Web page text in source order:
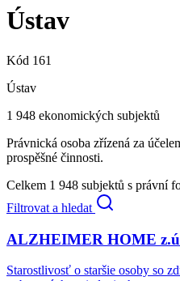
Ústav
Kód 161
Ústav
1 948 ekonomických subjektů
Právnická osoba zřízená za
prospěšné činnosti.
Celkem 1 948 subjektů s právní
Filtrovat a hledat
ALZHEIMER HOME
Starostlivosť o staršie osoby so